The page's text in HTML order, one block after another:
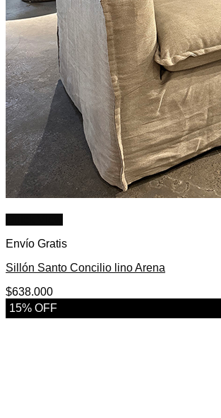
No hay productos en el carrito.
ESPECIAL MUEBLES A LA MEDIDA
Carrito
No hay productos en el carrito.
Envío Gratis
Sillón Santo Concilio lino Arena
$638.000
15% OFF